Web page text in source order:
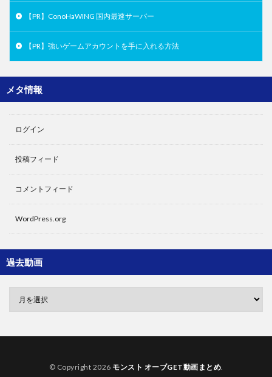
【PR】ConoHaWING 国内最速サーバー
【PR】強いゲームアカウントを手に入れる方法
メタ情報
ログイン
投稿フィード
コメントフィード
WordPress.org
過去動画
© Copyright 2026 モンスト オーブGET動画まとめ.